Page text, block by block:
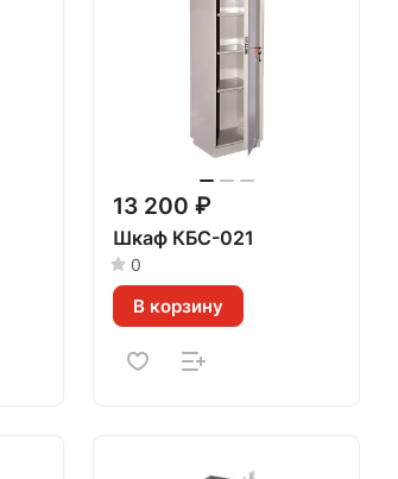
13 200 ₽
Шкаф КБС-021
0
В корзину